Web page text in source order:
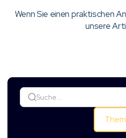
Wenn Sie einen praktischen
unsere